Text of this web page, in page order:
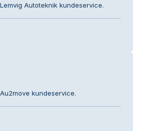
Autoteknik kundeservice.
kundeservice.